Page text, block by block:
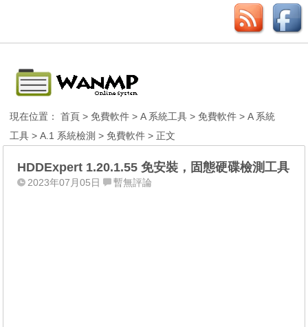
現在位置：首頁 >免費軟件 >A 系統工具 >免費軟件 >A 系統
工具 >A.1 系統檢測 >免費軟件 > 正文
HDDExpert 1.20.1.55 免安裝，固態硬碟檢測工具
2023年07月05日 暫無評論